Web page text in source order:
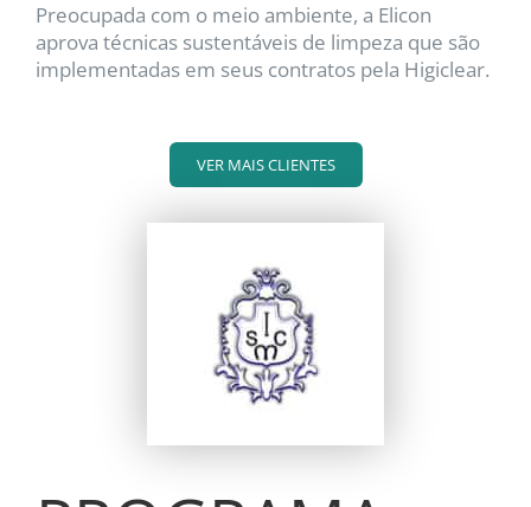
Preocupada com o meio ambiente, a Elicon
aprova técnicas sustentáveis de limpeza que são
implementadas em seus contratos pela Higiclear.
VER MAIS CLIENTES